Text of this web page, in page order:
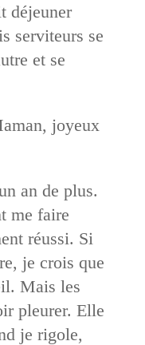
déjeuner
serviteurs se
et se
joyeux
an de plus.
me faire
réussi. Si
je crois que
Mais les
pleurer. Elle
je rigole,